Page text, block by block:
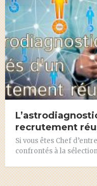
recrutement
Si vous êtes Chef
confrontés à la